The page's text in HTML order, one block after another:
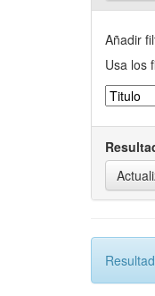
Añadir
Usa los